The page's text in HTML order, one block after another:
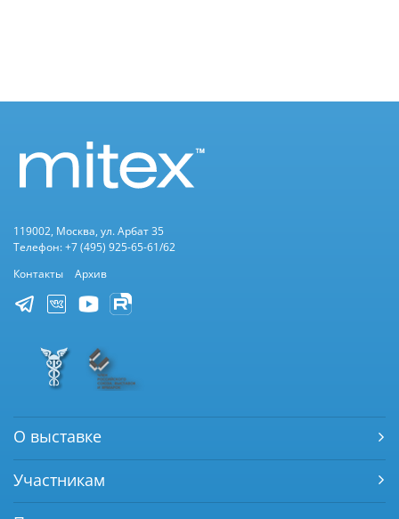
119002, Москва, ул. Арбат 35
Телефон: +7 (495) 925-65-61/62
Контакты
Архив
О выставке
Участникам